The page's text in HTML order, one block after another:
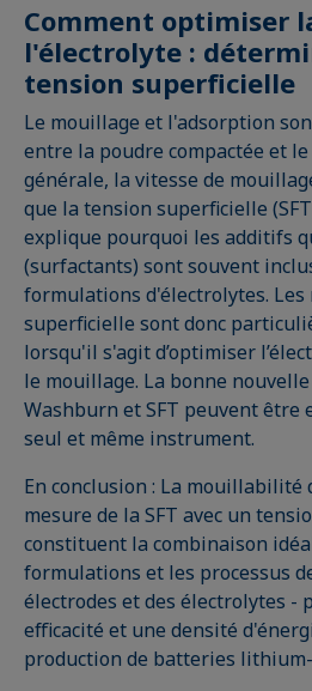
Comment optimiser
l'électrolyte :
tension superficielle
Le mouillage et l'adsorption
entre la poudre compactée et
générale, la vitesse de
que la tension superficielle
explique pourquoi les additifs
(surfactants) sont souvent
formulations d'électrolytes. Les
superficielle sont donc
lorsqu'il s'agit d’optimiser
le mouillage. La bonne
Washburn et SFT peuvent être
seul et même instrument.
En conclusion : La mouillabilité
mesure de la SFT avec un
constituent la combinaison
formulations et les processus
électrodes et des électrolytes -
efficacité et une densité
production de batteries